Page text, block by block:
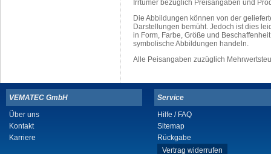
Irrtümer bezüglich Preisangaben und
Die Abbildungen können von der
Darstellungen bemüht. Jedoch ist dies
in Form, Farbe, Größe und
symbolische Abbildungen handeln.
Alle Peisangaben zuzüglich
VEMATEC GmbH
Über uns
Kontakt
Karriere
Service
Hilfe / FAQ
Sitemap
Rückgabe
Vertrag widerrufen